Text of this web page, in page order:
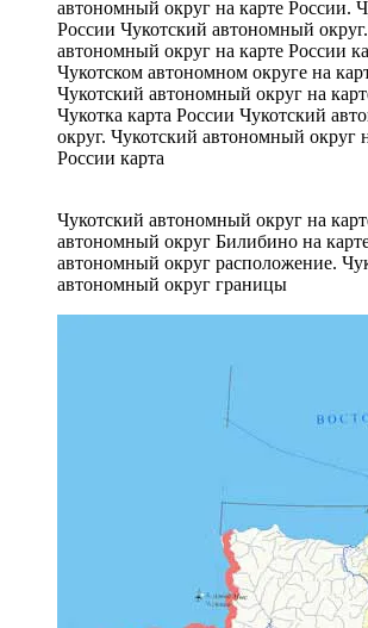
Чукотском автономном округе на
Чукотский автономный округ на
Чукотка карта России Чукотский
округ. Чукотский автономный округ
России карта
Чукотский автономный округ на
автономный округ Билибино на
автономный округ расположение.
автономный округ границы